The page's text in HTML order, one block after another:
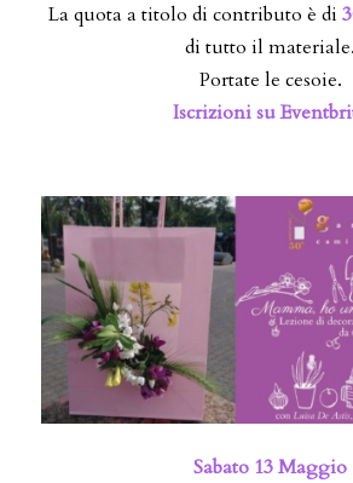
La quota a titolo di contributo è di
di tutto il materiale.
Portate le cesoie.
Iscrizioni su
Sabato 13 Maggio